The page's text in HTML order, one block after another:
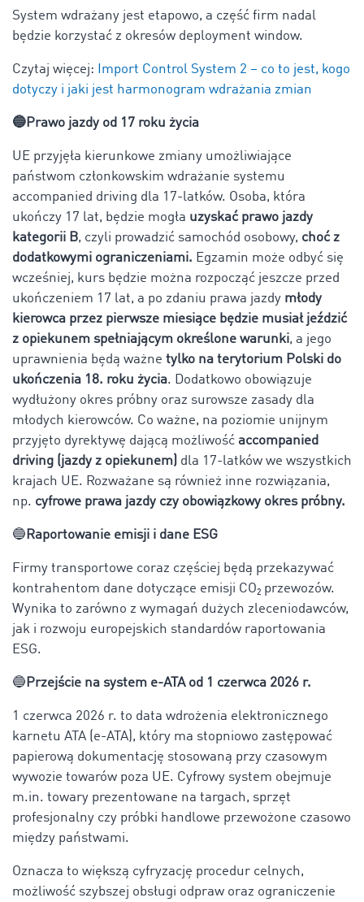
System wdrażany jest etapowo, a część firm nadal
będzie korzystać z okresów deployment window.
Czytaj więcej:
Import Control System 2 – co to jest, kogo
dotyczy i jaki jest harmonogram wdrażania zmian
🔵Prawo jazdy od 17 roku życia
UE przyjęła kierunkowe zmiany umożliwiające
państwom członkowskim wdrażanie systemu
accompanied driving dla 17-latków. Osoba, która
ukończy 17 lat, będzie mogła uzyskać prawo jazdy
kategorii B, czyli prowadzić samochód osobowy, choć z
dodatkowymi ograniczeniami. Egzamin może odbyć się
wcześniej, kurs będzie można rozpocząć jeszcze przed
ukończeniem 17 lat, a po zdaniu prawa jazdy młody
kierowca przez pierwsze miesiące będzie musiał jeździć
z opiekunem spełniającym określone warunki, a jego
uprawnienia będą ważne tylko na terytorium Polski do
ukończenia 18. roku życia. Dodatkowo obowiązuje
wydłużony okres próbny oraz surowsze zasady dla
młodych kierowców. Co ważne, na poziomie unijnym
przyjęto dyrektywę dającą możliwość accompanied
driving (jazdy z opiekunem) dla 17-latków we wszystkich
krajach UE. Rozważane są również inne rozwiązania,
np. cyfrowe prawa jazdy czy obowiązkowy okres próbny.
🔵 Raportowanie emisji i dane ESG
Firmy transportowe coraz częściej będą przekazywać
kontrahentom dane dotyczące emisji CO₂ przewozów.
Wynika to zarówno z wymagań dużych zleceniodawców,
jak i rozwoju europejskich standardów raportowania
ESG.
🔵 Przejście na system e-ATA od 1 czerwca 2026 r.
1 czerwca 2026 r. to data wdrożenia elektronicznego
karnetu ATA (e-ATA), który ma stopniowo zastępować
papierową dokumentację stosowaną przy czasowym
wywozie towarów poza UE. Cyfrowy system obejmuje
m.in. towary prezentowane na targach, sprzęt
profesjonalny czy próbki handlowe przewożone czasowo
między państwami.
Oznacza to większą cyfryzację procedur celnych,
możliwość szybszej obsługi odpraw oraz ograniczenie